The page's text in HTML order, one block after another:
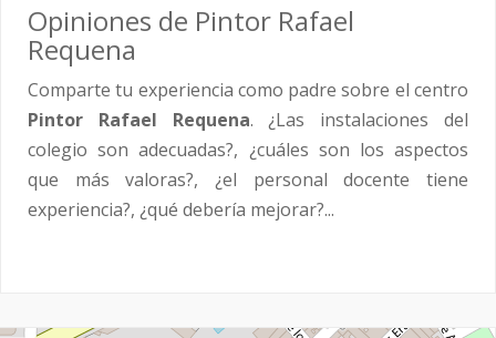
Opiniones de Pintor Rafael
Requena
Comparte tu experiencia como padre sobre el centro
Pintor Rafael Requena. ¿Las instalaciones del
colegio son adecuadas?, ¿cuáles son los aspectos
que más valoras?, ¿el personal docente tiene
experiencia?, ¿qué debería mejorar?...